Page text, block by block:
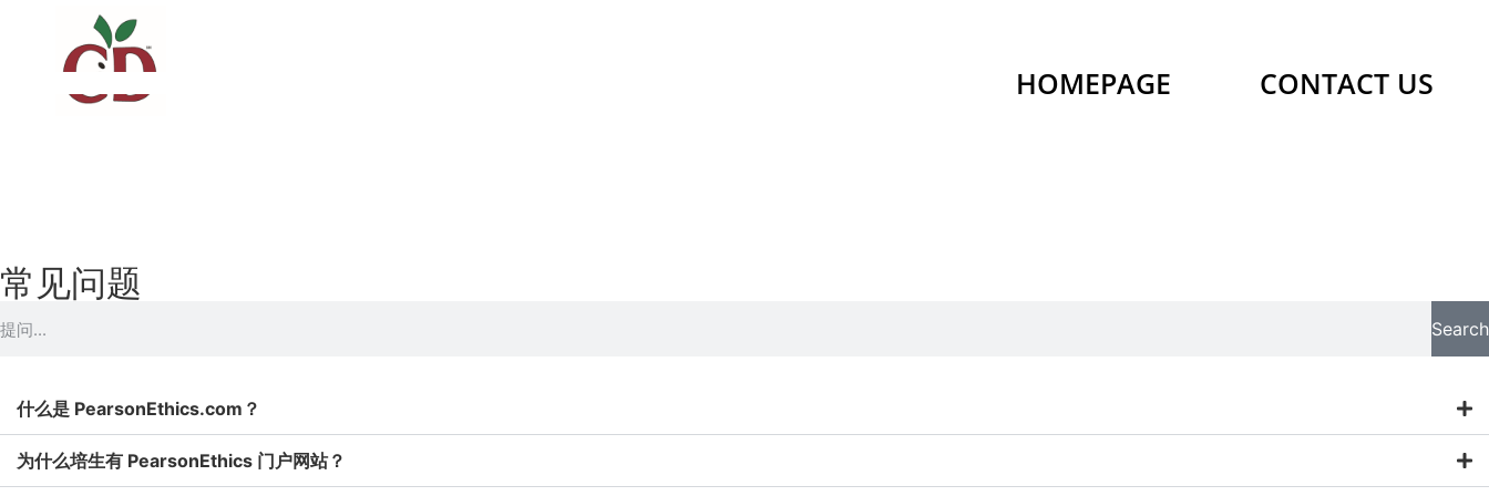
HOMEPAGE CONTACT US
常见问题
Search
什么是 PearsonEthics.com？
为什么培生有 PearsonEthics 门户网站？